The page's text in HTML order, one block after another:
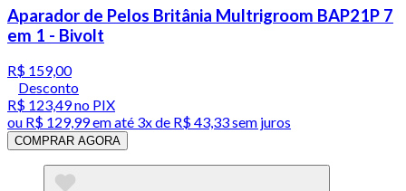
Aparador de Pelos Britânia Multrigroom BAP21P 7
em 1 - Bivolt
R$ 159,00
Desconto
R$ 123,49no PIX
ou R$ 129,99em até 3x de R$ 43,33 sem juros
COMPRAR AGORA